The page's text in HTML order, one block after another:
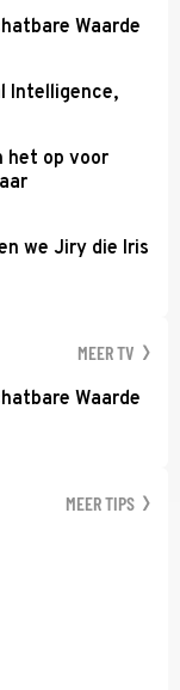
Waarde
Intelligence,
het op voor
we Jiry die Iris
MEER TV
Waarde
MEER TIPS